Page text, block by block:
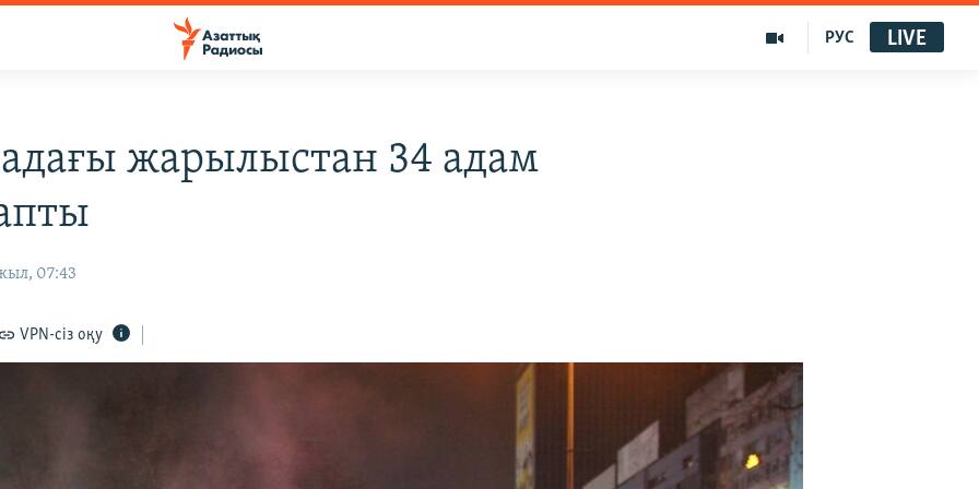
РУС LIVE
жарылыстан 34 адам
07:43
VPN-сіз оқу